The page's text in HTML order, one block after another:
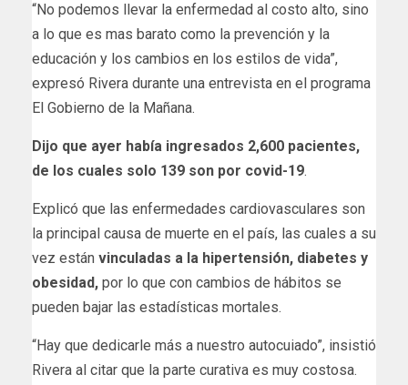
“No podemos llevar la enfermedad al costo alto, sino
a lo que es mas barato como la prevención y la
educación y los cambios en los estilos de vida”,
expresó Rivera durante una entrevista en el programa
El Gobierno de la Mañana.
Dijo que ayer había ingresados 2,600 pacientes,
de los cuales solo 139 son por covid-19.
Explicó que las enfermedades cardiovasculares son
la principal causa de muerte en el país, las cuales a su
vez están vinculadas a la hipertensión, diabetes y
obesidad, por lo que con cambios de hábitos se
pueden bajar las estadísticas mortales.
“Hay que dedicarle más a nuestro autocuiado”, insistió
Rivera al citar que la parte curativa es muy costosa.